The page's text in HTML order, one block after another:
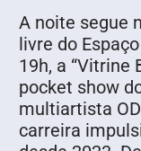
A noite segue
livre do
19h, a “Vitrine
pocket show
multiartista
carreira